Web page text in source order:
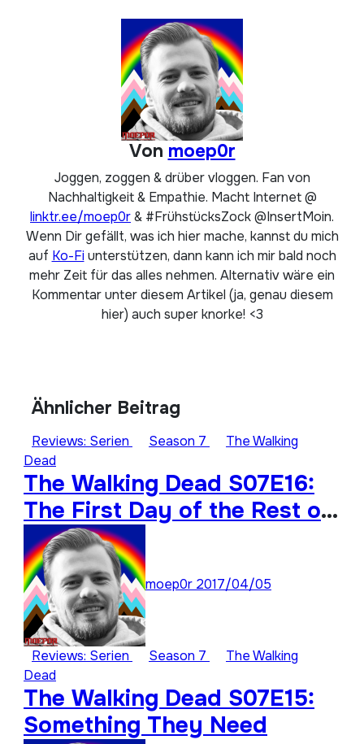
Von moep0r
Joggen, zoggen & drüber vloggen. Fan von
Nachhaltigkeit & Empathie. Macht Internet @
linktr.ee/moep0r& #FrühstücksZock @InsertMoin.
Wenn Dir gefällt, was ich hier mache, kannst du mich
auf Ko-Fiunterstützen, dann kann ich mir bald noch
mehr Zeit für das alles nehmen. Alternativ wäre ein
Kommentar unter diesem Artikel (ja, genau diesem
hier) auch super knorke! <3
Ähnlicher Beitrag
Reviews: Serien Season 7
The Walking
Dead
The Walking Dead S07E16:
The First Day of the Rest of
Your Life
moep0r 2017/04/05
Reviews: Serien Season 7
The Walking
Dead
The Walking Dead S07E15:
Something They Need